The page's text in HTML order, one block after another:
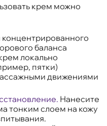
крем можно
концентрированного
баланса
локально
пятки)
движениями
Нанесите
тонким слоем на кожу